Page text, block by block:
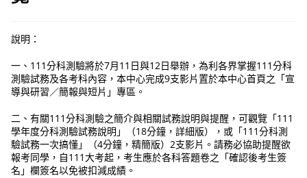
說明：
一、111分科測驗將於7月11日與12日舉辦，為利各界掌握111分科
測驗試務及各考科內容，本中心完成9支影片置於本中心首頁之「宣
導與研習／簡報與短片」專區。
二、有關111分科測驗之簡介與相關試務說明與提醒，可觀覽「111
學年度分科測驗試務說明」（18分鐘，詳細版），或「111分科測
驗試務一次搞懂」（4分鐘，精簡版）2支影片。請務必協助提醒欲
報考同學，自111大考起，考生應於各科答題卷之「確認後考生簽
名」欄簽名以免被扣減成績。